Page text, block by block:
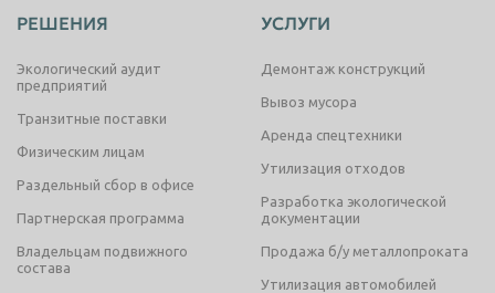
РЕШЕНИЯ
Экологический аудит
предприятий
Транзитные поставки
Физическим лицам
Раздельный сбор в офисе
Партнерская программа
Владельцам подвижного
состава
УСЛУГИ
Демонтаж конструкций
Вывоз мусора
Аренда спецтехники
Утилизация отходов
Разработка экологической
документации
Продажа б/у металлопроката
Утилизация автомобилей